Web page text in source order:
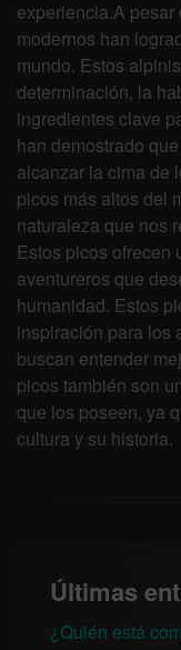
experiencia.A
modernos han
mundo. Estos
determinación, la
ingredientes clave
han demostrado
alcanzar la cima de
picos más altos del
naturaleza que nos
Estos picos ofrecen
aventureros que
humanidad. Estos
inspiración para los
buscan entender
picos también son
que los poseen, ya
cultura y su historia.
Últimas
¿Quién está